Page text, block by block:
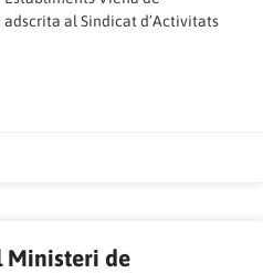
al Sindicat d’Activitats
Ministeri de